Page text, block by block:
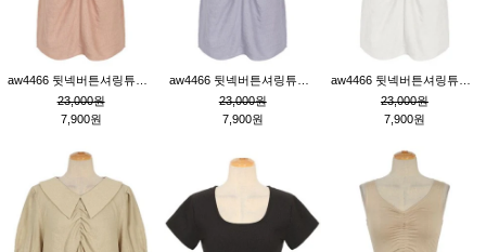
23,000원
7,900원
23,000원
7,900원
23,000원
7,900원